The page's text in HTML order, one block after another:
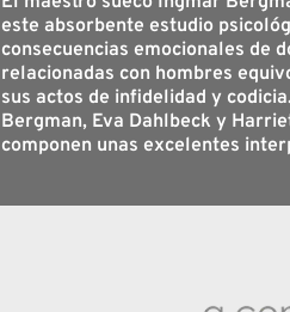
este absorbente estudio
consecuencias emocionales de
relacionadas con hombres
sus actos de infidelidad y
Bergman, Eva Dahlbeck y
componen unas excelentes